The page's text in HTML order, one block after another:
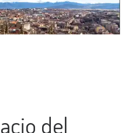
del